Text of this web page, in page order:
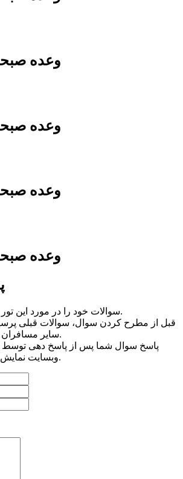
وعده
وعده
وعده
وعده
سوالات خود را در مورد این تور
در اینجا بپرسید.
قبل از مطرح کردن سوال، سوالات قبلی
سایر مسافران را مطالعه کنید.
پاسخ سوال شما پس از پاسخ دهی توسط
وبسایت نمایش داده خواهد شد.